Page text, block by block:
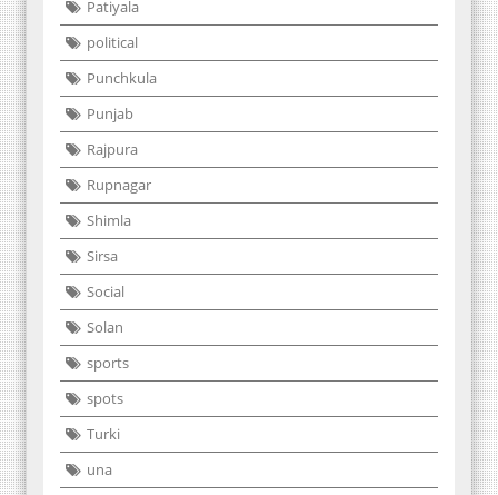
Patiyala
political
Punchkula
Punjab
Rajpura
Rupnagar
Shimla
Sirsa
Social
Solan
sports
spots
Turki
una